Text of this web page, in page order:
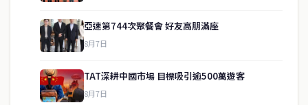
亞速第744次聚餐會 好友高朋滿座
8月7日
TAT深耕中國市場 目標吸引逾500萬遊客
8月7日